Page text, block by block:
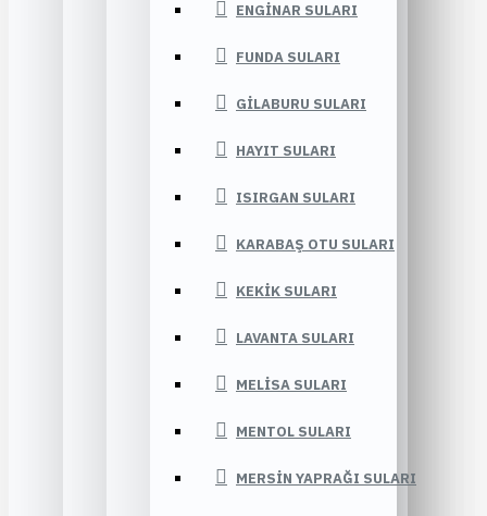
ENGINAR SULARI
FUNDA SULARI
GILABURU SULARI
HAYIT SULARI
ISIRGAN SULARI
KARABAŞ OTU SULARI
KEKIK SULARI
LAVANTA SULARI
MELISA SULARI
MENTOL SULARI
MERSIN YAPRAĞI SULARI